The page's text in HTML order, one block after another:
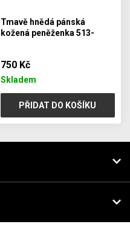
Tmavě hnědá pánská
kožená peněženka 513-
750 Kč
Skladem
PŘIDAT DO KOŠÍKU